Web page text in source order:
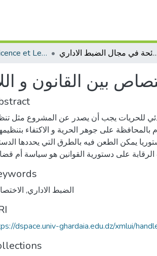
Mémoires de Licence et Les rapports de stage economie ضوابظ توزبع الاحتصاص بين القانون و اللائحة في مجال الضبط الاداري
بين القانون و
للحريات يجب أن يصدر عن المشروع مثل
على جوهر الحرية و الاكتفاء
يمكن الطعن فيه بالطرق التي يحددها
على دستورية القوانين هو سياسة أم
الضبط الاداري,
dspace.univ-ghardaia.edu.dz/xmlui/